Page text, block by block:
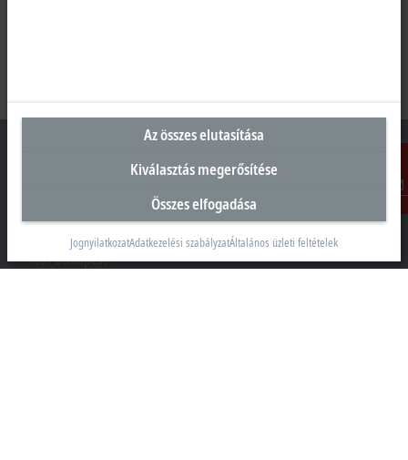
Kontakt
Magyarországi központ
Beckhoff Automation Kft.
1097 Budapest
Az összes elutasítása
Kiválasztás megerősítése
Összes elfogadása
JognyilatkozatAdatkezelési szabályzatÁltalános üzleti feltételek